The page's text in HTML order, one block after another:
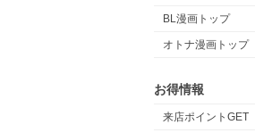
BL漫画トップ
オトナ漫画トップ
お得情報
来店ポイントGET